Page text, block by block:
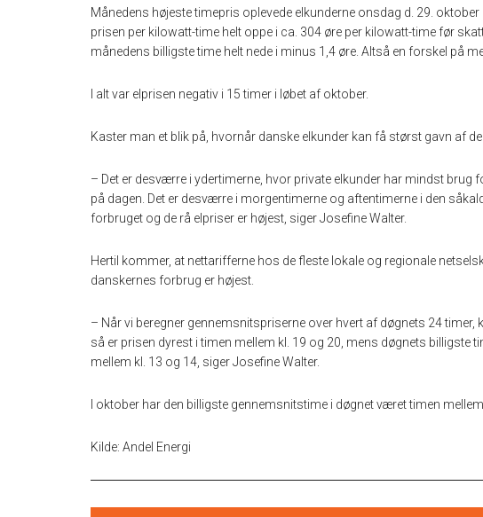
Månedens højeste timepris oplevede elkunderne onsdag d. 29.
prisen per kilowatt-time helt oppe i ca. 304 øre per kilowatt-time før
månedens billigste time helt nede i minus 1,4 øre. Altså en forskel på
I alt var elprisen negativ i 15 timer i løbet af oktober.
Kaster man et blik på, hvornår danske elkunder kan få størst gavn af
– Det er desværre i ydertimerne, hvor private elkunder har mindst
på dagen. Det er desværre i morgentimerne og aftentimerne i den
forbruget og de rå elpriser er højest, siger Josefine Walter.
Hertil kommer, at nettarifferne hos de fleste lokale og regionale
danskernes forbrug er højest.
– Når vi beregner gennemsnitspriserne over hvert af døgnets 24 timer,
så er prisen dyrest i timen mellem kl. 19 og 20, mens døgnets billigste
mellem kl. 13 og 14, siger Josefine Walter.
I oktober har den billigste gennemsnitstime i døgnet været timen
Kilde: Andel Energi